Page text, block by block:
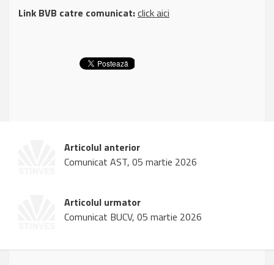
Link BVB catre comunicat:click aici
Articolul anterior
Comunicat AST, 05 martie 2026
Articolul urmator
Comunicat BUCV, 05 martie 2026